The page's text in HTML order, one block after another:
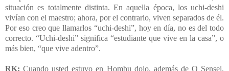
situación es totalmente distinta. En aquella época, los uchi-deshi
vivían con el maestro; ahora, por el contrario, viven separados de él.
Por eso creo que llamarlos “uchi-deshi”, hoy en día, no es del todo
correcto. “Uchi-deshi” significa “estudiante que vive en la casa”, o
más bien, “que vive adentro”.
RK: Cuando usted estuvo en Hombu dojo, además de O Sensei,